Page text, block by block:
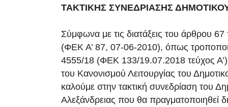
ΤΑΚΤΙΚΗΣ ΣΥΝΕΔΡΙΑΣΗΣ
Σύμφωνα με τις διατάξεις του άρθρου
(ΦΕΚ Α’ 87, 07-06-2010), όπως
4555/18 (ΦΕΚ 133/19.07.2018 τεύχος
του Κανονισμού Λειτουργίας του
καλούμε στην τακτική συνεδρίαση του
Αλεξάνδρειας που θα πραγματοποιηθεί